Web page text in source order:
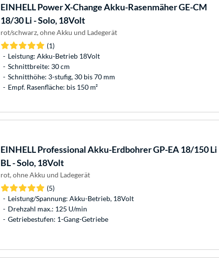
EINHELLPower X-Change Akku-Rasenmäher GE-CM
18/30 Li - Solo, 18Volt
rot/schwarz, ohne Akku und Ladegerät
(1)
Leistung: Akku-Betrieb 18Volt
Schnittbreite: 30 cm
Schnitthöhe: 3-stufig, 30 bis 70 mm
Empf. Rasenfläche: bis 150 m²
EINHELLProfessional Akku-Erdbohrer GP-EA 18/150 Li
BL - Solo, 18Volt
rot, ohne Akku und Ladegerät
(5)
Leistung/Spannung: Akku-Betrieb, 18Volt
Drehzahl max.: 125 U/min
Getriebestufen: 1-Gang-Getriebe